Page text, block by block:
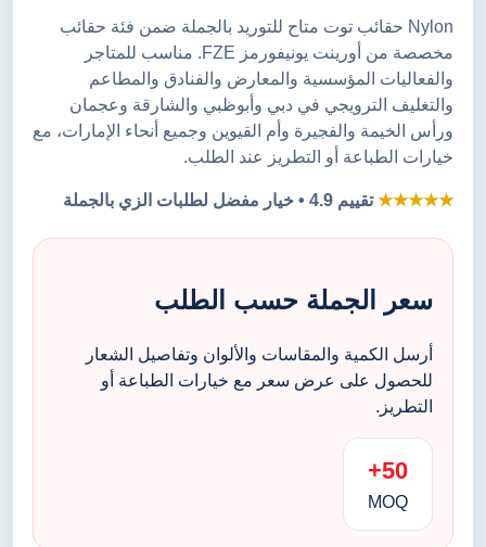
Nylon حقائب توت متاح للتوريد بالجملة ضمن فئة حقائب
مخصصة من أورينت يونيفورمز FZE. مناسب للمتاجر
والفعاليات المؤسسية والمعارض والفنادق والمطاعم
والتغليف الترويجي في دبي وأبوظبي والشارقة وعجمان
ورأس الخيمة والفجيرة وأم القيوين وجميع أنحاء الإمارات، مع
خيارات الطباعة أو التطريز عند الطلب.
★★★★★تقييم 4.9 • خيار مفضل لطلبات الزي بالجملة
سعر الجملة حسب الطلب
أرسل الكمية والمقاسات والألوان وتفاصيل الشعار
للحصول على عرض سعر مع خيارات الطباعة أو
التطريز.
50+
MOQ